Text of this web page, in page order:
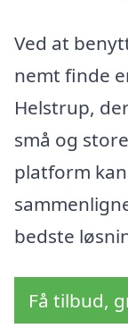
Ved at
nemt finde
Helstrup,
små og
platform
bedste
Få tilbud,